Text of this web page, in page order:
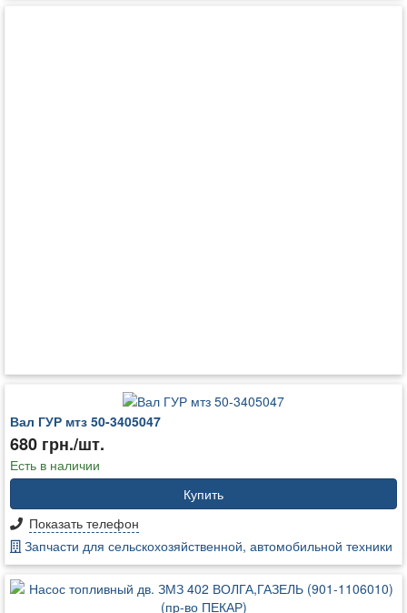
Вал ГУР мтз 50-3405047
680 грн./шт.
Есть в наличии
Купить
Показать телефон
Запчасти для сельскохозяйственной, автомобильной техники